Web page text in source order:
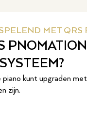
MET QRS
PNOMATION
kunt upgraden
zijn.